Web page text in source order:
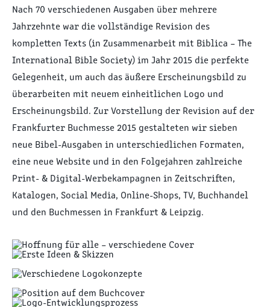
Nach 70 verschiedenen Ausgaben über mehrere
Jahrzehnte war die vollständige Revision des
kompletten Texts (in Zusammenarbeit mit Biblica – The
International Bible Society) im Jahr 2015 die perfekte
Gelegenheit, um auch das äußere Erscheinungsbild zu
überarbeiten mit neuem einheitlichen Logo und
Erscheinungsbild. Zur Vorstellung der Revision auf der
Frankfurter Buchmesse 2015 gestalteten wir sieben
neue Bibel-Ausgaben in unterschiedlichen Formaten,
eine neue Website und in den Folgejahren zahlreiche
Print- & Digital-Werbekampagnen in Zeitschriften,
Katalogen, Social Media, Online-Shops, TV, Buchhandel
und den Buchmessen in Frankfurt & Leipzig.